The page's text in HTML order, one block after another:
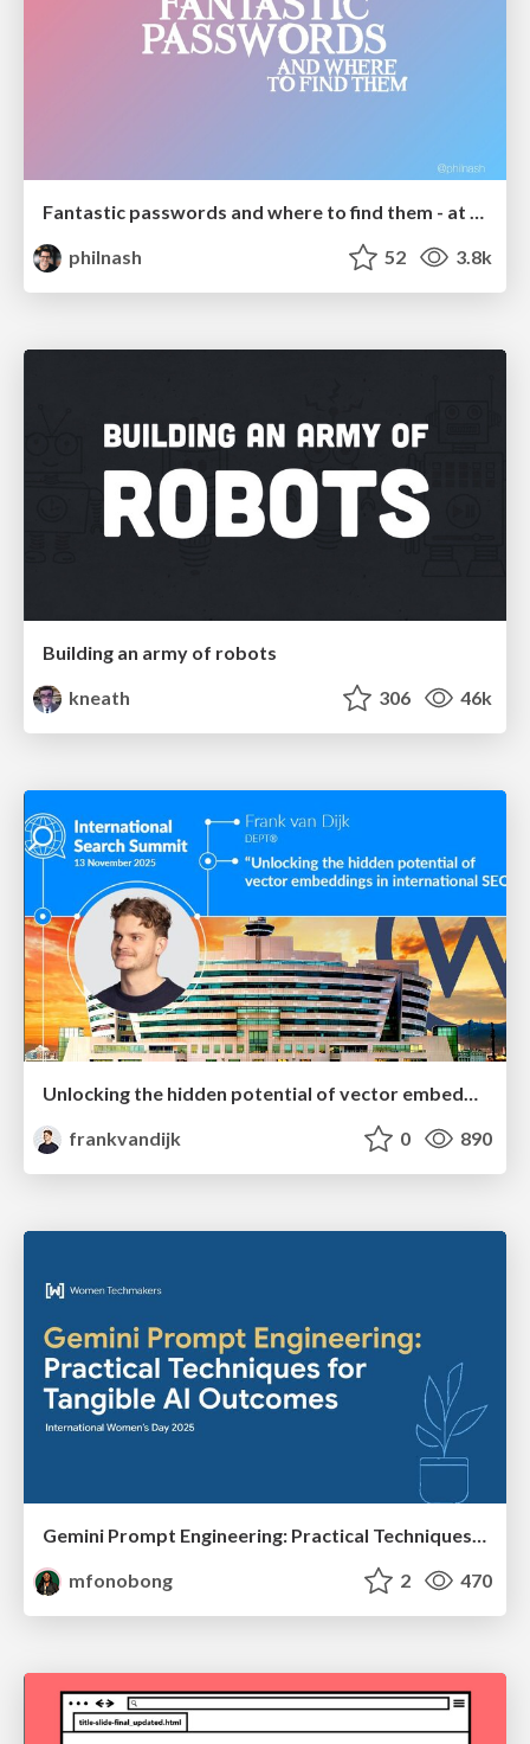
philnash
52 3.8k
Building an army of robots
kneath
306 46k
Unlocking the hidden potential of vector embeddings in international SEO
frankvandijk
0 890
Gemini Prompt Engineering: Practical Techniques for Tangible AI Outcomes
mfonobong
2 470